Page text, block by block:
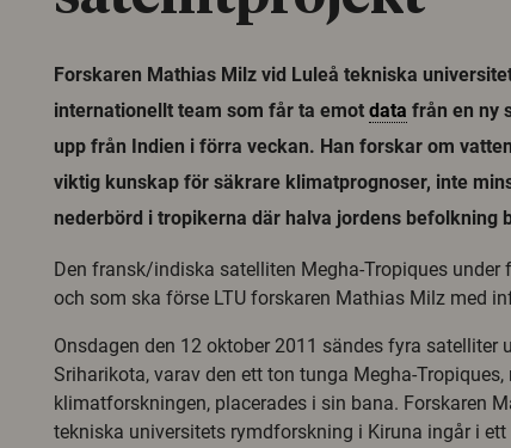
Forskaren Mathias Milz vid Luleå tekniska
internationellt team som får ta emot data från en ny
upp från Indien i förra veckan. Han forskar om
viktig kunskap för säkrare klimatprognoser, inte
nederbörd i tropikerna där halva jordens befolkning
Den fransk/indiska satelliten Megha-Tropiques under
och som ska förse LTU forskaren Mathias Milz med
Onsdagen den 12 oktober 2011 sändes fyra satelliter
Sriharikota, varav den ett ton tunga Megha-
klimatforskningen, placerades i sin bana. Forskaren
tekniska universitets rymdforskning i Kiruna ingår i